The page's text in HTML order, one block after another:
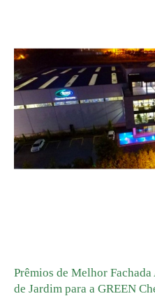
Prêmios de Melhor
de Jardim para a GREEN
TreatON®